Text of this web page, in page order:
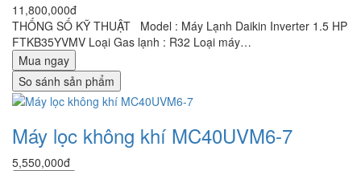
11,800,000đ
THỐNG SỐ KỸ THUẬT Model : Máy Lạnh Daikin Inverter 1.5 HP
FTKB35YVMV Loại Gas lạnh : R32 Loại máy…
Mua ngay
So sánh sản phẩm
Máy lọc không khí MC40UVM6-7
5,550,000đ